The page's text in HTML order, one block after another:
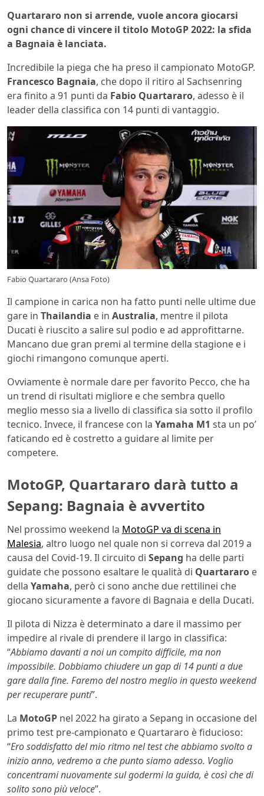
Quartararo non si arrende, vuole ancora giocarsi
ogni chance di vincere il titolo MotoGP 2022: la sfida
a Bagnaia è lanciata.
Incredibile la piega che ha preso il campionato MotoGP.
Francesco Bagnaia, che dopo il ritiro al Sachsenring
era finito a 91 punti da Fabio Quartararo, adesso è il
leader della classifica con 14 punti di vantaggio.
Fabio Quartararo (Ansa Foto)
Il campione in carica non ha fatto punti nelle ultime due
gare in Thailandia e in Australia, mentre il pilota
Ducati è riuscito a salire sul podio e ad approfittarne.
Mancano due gran premi al termine della stagione e i
giochi rimangono comunque aperti.
Ovviamente è normale dare per favorito Pecco, che ha
un trend di risultati migliore e che sembra quello
meglio messo sia a livello di classifica sia sotto il profilo
tecnico. Invece, il francese con la Yamaha M1 sta un po’
faticando ed è costretto a guidare al limite per
competere.
MotoGP, Quartararo darà tutto a
Sepang: Bagnaia è avvertito
Nel prossimo weekend la MotoGP va di scena in
Malesia, altro luogo nel quale non si correva dal 2019 a
causa del Covid-19. Il circuito di Sepang ha delle parti
guidate che possono esaltare le qualità di Quartararo e
della Yamaha, però ci sono anche due rettilinei che
giocano sicuramente a favore di Bagnaia e della Ducati.
Il pilota di Nizza è determinato a dare il massimo per
impedire al rivale di prendere il largo in classifica:
“Abbiamo davanti a noi un compito difficile, ma non
impossibile. Dobbiamo chiudere un gap di 14 punti a due
gare dalla fine. Faremo del nostro meglio in questo weekend
per recuperare punti”.
La MotoGP nel 2022 ha girato a Sepang in occasione del
primo test pre-campionato e Quartararo è fiducioso:
“Ero soddisfatto del mio ritmo nel test che abbiamo svolto a
inizio anno, vedremo a che punto siamo adesso. Voglio
concentrami nuovamente sul godermi la guida, è così che di
solito sono più veloce”.